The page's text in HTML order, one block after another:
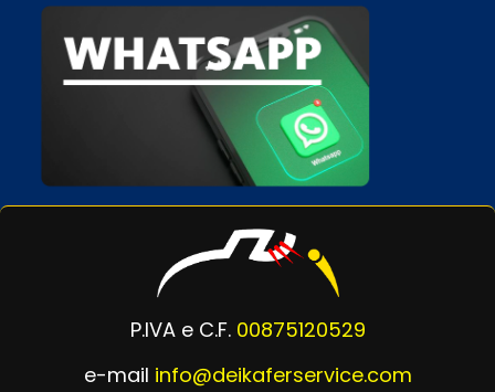
P.IVA e C.F. 00875120529
e-mail info@deikaferservice.com